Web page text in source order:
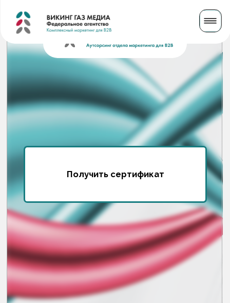
Политика конфиденциальности